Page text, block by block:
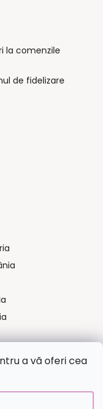
a vă oferi cea
la comenzile
de fidelizare